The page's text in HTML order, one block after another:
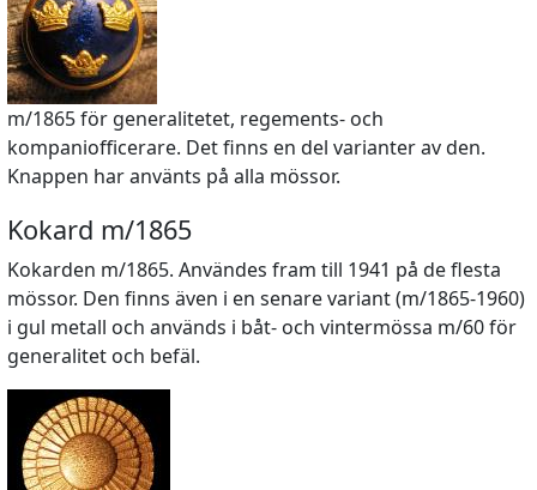
m/1865 för generalitetet, regements- och
kompaniofficerare. Det finns en del varianter av den.
Knappen har använts på alla mössor.
Kokard m/1865
Kokarden m/1865. Användes fram till 1941 på de flesta
mössor. Den finns även i en senare variant (m/1865-1960)
i gul metall och används i båt- och vintermössa m/60 för
generalitet och befäl.